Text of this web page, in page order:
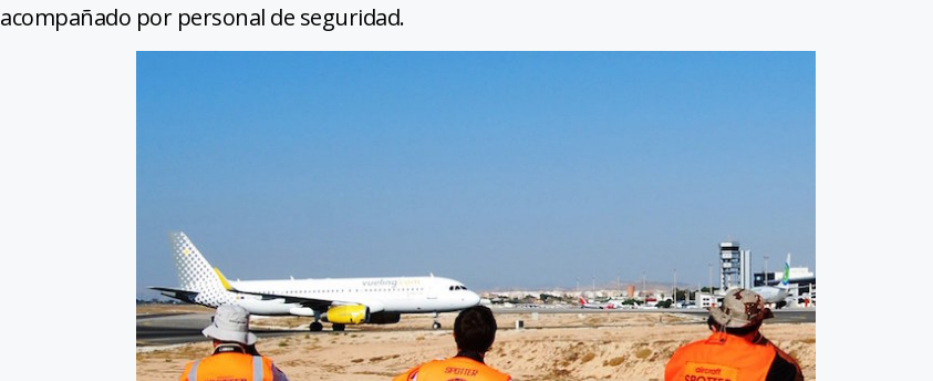
acompañado por personal de seguridad.